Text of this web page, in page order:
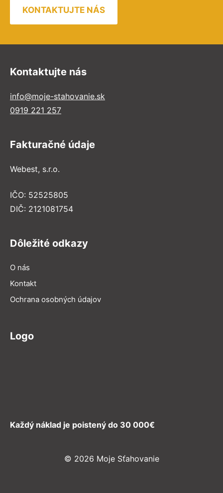
KONTAKTUJTE NÁS
Kontaktujte nás
info@moje-stahovanie.sk
0919 221 257
Fakturačné údaje
Webest, s.r.o.
IČO: 52525805
DIČ: 2121081754
Dôležité odkazy
O nás
Kontakt
Ochrana osobných údajov
Logo
Každý náklad je poistený do 30 000€
© 2026 Moje Sťahovanie